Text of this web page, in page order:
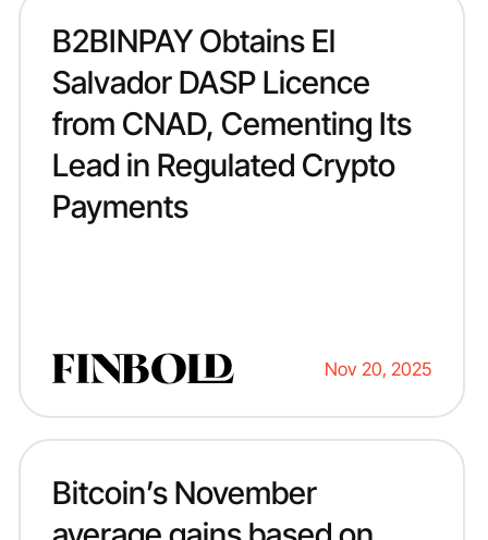
B2BINPAY Obtains El
Salvador DASP Licence
from CNAD, Cementing Its
Lead in Regulated Crypto
Payments
Nov 20, 2025
Bitcoin’s November